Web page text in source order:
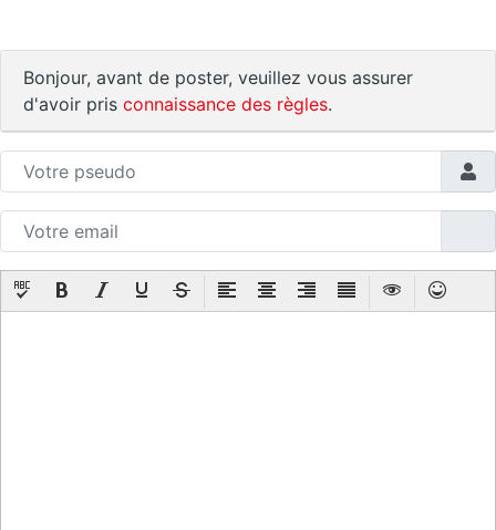
Bonjour, avant de poster, veuillez vous assurer
d'avoir pris connaissance des règles.